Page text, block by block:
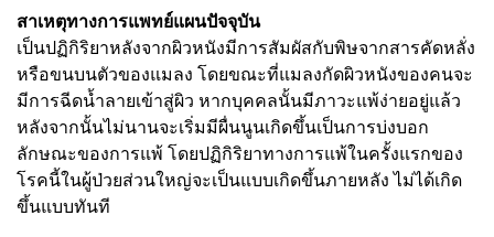
สาเหตุทางการแพทย์แผนปัจจุบัน
เป็นปฏิกิริยาหลังจากผิวหนังมีการสัมผัสกับพิษจากสารคัดหลั่ง
หรือขนบนตัวของแมลง โดยขณะที่แมลงกัดผิวหนังของคนจะ
มีการฉีดน้ำลายเข้าสู่ผิว หากบุคคลนั้นมีภาวะแพ้ง่ายอยู่แล้ว
หลังจากนั้นไม่นานจะเริ่มมีผื่นนูนเกิดขึ้นเป็นการบ่งบอก
ลักษณะของการแพ้ โดยปฏิกิริยาทางการแพ้ในครั้งแรกของ
โรคนี้ในผู้ป่วยส่วนใหญ่จะเป็นแบบเกิดขึ้นภายหลัง ไม่ได้เกิด
ขึ้นแบบทันที